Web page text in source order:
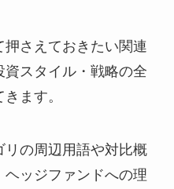
さえておきたい関連
スタイル・戦略の全
ます。
の周辺用語や対比概
ッジファンドへの理